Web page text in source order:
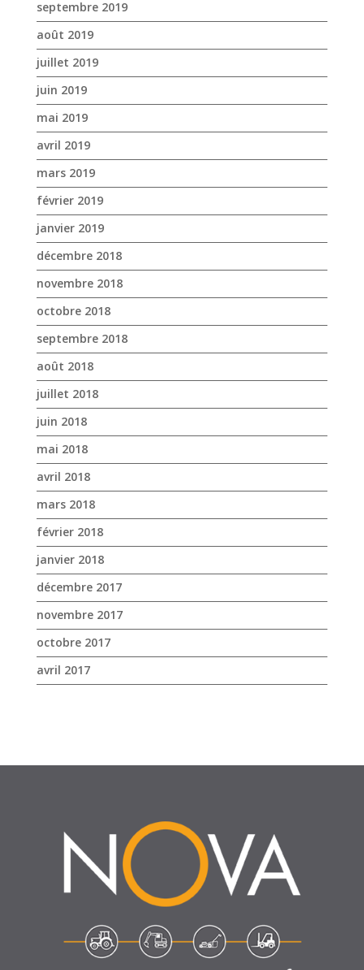
avril 2019
mars 2019
février 2019
janvier 2019
décembre 2018
novembre 2018
octobre 2018
septembre 2018
août 2018
juillet 2018
juin 2018
mai 2018
avril 2018
mars 2018
février 2018
janvier 2018
décembre 2017
novembre 2017
octobre 2017
avril 2017
SUIVEZ-NOUS